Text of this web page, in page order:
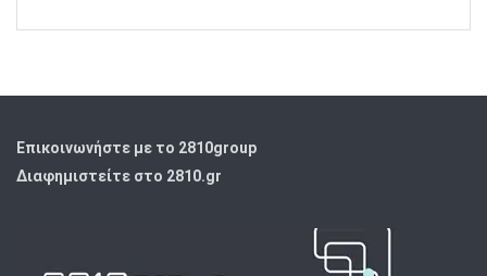
Επικοινωνήστε με το 2810group
Διαφημιστείτε στο 2810.gr